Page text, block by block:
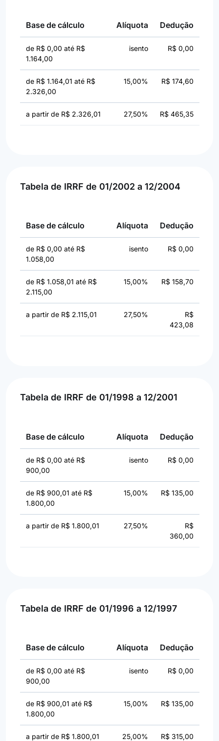
Base de cálculo Alíquota Dedução
de R$ 0,00 até R$
1.164,00
isento R$ 0,00
de R$ 1.164,01 até R$
2.326,00
15,00% R$ 174,60
a partir de R$ 2.326,01 27,50% R$ 465,35
Tabela de IRRF de 01/2002 a 12/2004
Base de cálculo Alíquota Dedução
de R$ 0,00 até R$
1.058,00
isento R$ 0,00
de R$ 1.058,01 até R$
2.115,00
15,00% R$ 158,70
a partir de R$ 2.115,01 27,50%
R$
423,08
Tabela de IRRF de 01/1998 a 12/2001
Base de cálculo Alíquota Dedução
de R$ 0,00 até R$
900,00
isento R$ 0,00
de R$ 900,01 até R$
1.800,00
15,00% R$ 135,00
a partir de R$ 1.800,01 27,50%
R$
360,00
Tabela de IRRF de 01/1996 a 12/1997
Base de cálculo Alíquota Dedução
de R$ 0,00 até R$
900,00
isento R$ 0,00
de R$ 900,01 até R$
1.800,00
15,00% R$ 135,00
a partir de R$ 1.800,01 25,00% R$ 315,00